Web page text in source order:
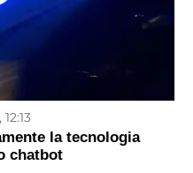
la tecnologia
chatbot